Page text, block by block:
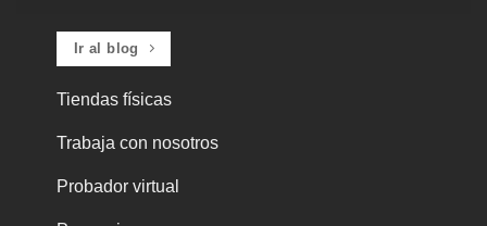
Ir al blog
Tiendas físicas
Trabaja con nosotros
Probador virtual